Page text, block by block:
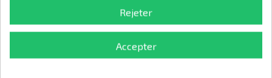
COUPE - 5 Hauteurs : 35cm - 38cm - 42cm - 45cm -
49cm -
Rejeter
Accepter